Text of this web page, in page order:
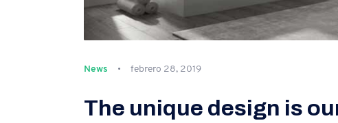
News febrero 28, 2019
The unique design is